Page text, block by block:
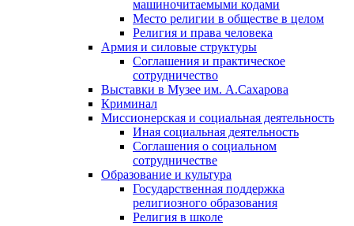
машиночитаемыми кодами
Место религии в обществе в целом
Религия и права человека
Армия и силовые структуры
Соглашения и практическое
сотрудничество
Выставки в Музее им. А.Сахарова
Криминал
Миссионерская и социальная деятельность
Иная социальная деятельность
Соглашения о социальном
сотрудничестве
Образование и культура
Государственная поддержка
религиозного образования
Религия в школе